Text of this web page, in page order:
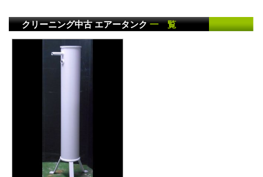
クリーニング中古 エアータンク一 覧